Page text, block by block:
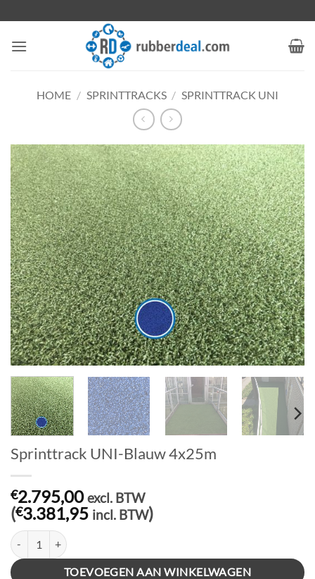
naar
inhoud
HOME / SPRINTTRACKS / SPRINTTRACK UNI
Sprinttrack UNI-Blauw 4x25m
€2.795,00 excl. BTW
(€3.381,95 incl. BTW)
Sprinttrack UNI-Blauw 4x25m aantal
TOEVOEGEN AAN WINKELWAGEN